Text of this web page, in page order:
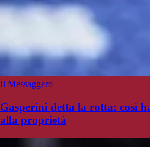
Il Messaggero
Gasperini detta la rotta: così
alla proprietà